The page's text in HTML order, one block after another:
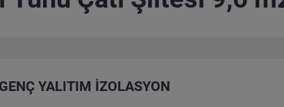
GENÇ YALITIM İZOLASYON